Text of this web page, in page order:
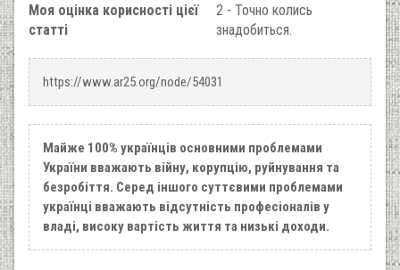
Моя оцінка корисності цієї
статті
2 - Точно колись
знадобиться.
https://www.ar25.org/node/54031
Майже 100% українців основними проблемами
України вважають війну, корупцію, руйнування та
безробіття. Серед іншого суттєвими проблемами
українці вважають відсутність професіоналів у
владі, високу вартість життя та низькі доходи.